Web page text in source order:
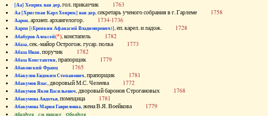
[Аа] Хенрик ван дер, гол. приказчик 1763
Аа [Христиан Карл Хенрик] ван дер, секретарь ученого собрания в г. Гарлеме 1758
Аарон, архиеп. архангелогор. 1734-1736
Аарон [(Еропкин Афанасий Владимирович)], еп. карел. и ладож. 1728
Абабуров Алексей(*), констапель 1782
Абаза, сек.-майор Острогож. гусар. полка 1773
Абаза Иван, поручик 1782
Абаза Константин, прапорщик 1779
Абаковский Франц 1765
Абакулов Евдоким Степанович, прапорщик 1781
Абакумов Влас, дворовый М.С. Челеева 1772
Абакумов Яков Васильевич, дворовый баронов Строгановых 1768
Абакумова Авдотья, помещица 1781
Абакумова Мария Гавриловна, жена В.Я. Воейкова 1779
Абалдуев см. также Оболдуев